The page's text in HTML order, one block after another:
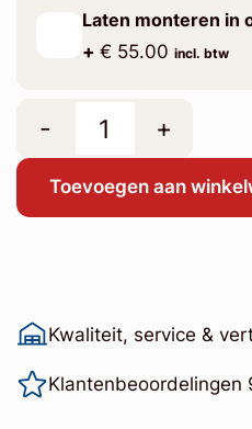
Laten monteren in
+ € 55.00 incl. btw
- +
Toevoegen aan
Kwaliteit, service &
Klantenbeoordelingen